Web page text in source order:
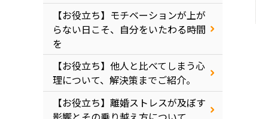
【お役立ち】モチベーションが上が
らない日こそ、自分をいたわる時間
を
【お役立ち】他人と比べてしまう心
理について、解決策までご紹介。
【お役立ち】離婚ストレスが及ぼす